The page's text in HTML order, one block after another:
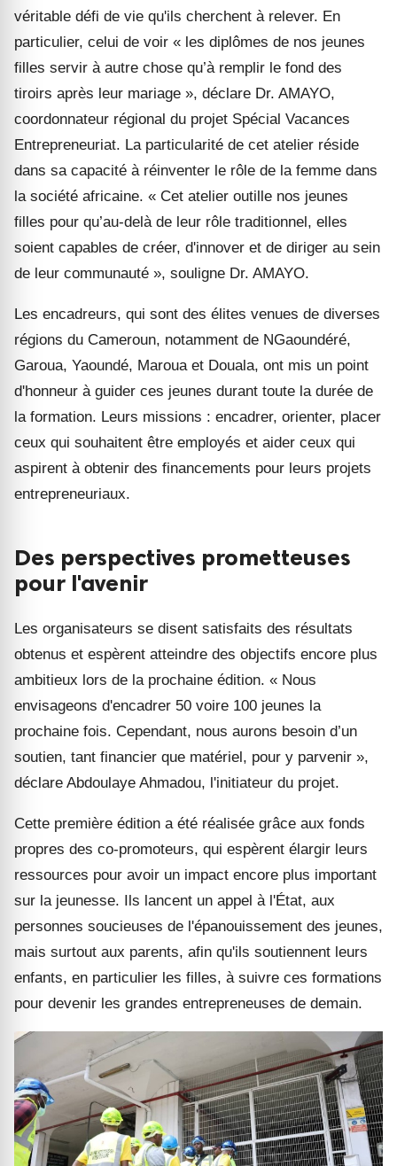
véritable défi de vie qu'ils cherchent à relever. En
particulier, celui de voir « les diplômes de nos jeunes
filles servir à autre chose qu’à remplir le fond des
tiroirs après leur mariage », déclare Dr. AMAYO,
coordonnateur régional du projet Spécial Vacances
Entrepreneuriat. La particularité de cet atelier réside
dans sa capacité à réinventer le rôle de la femme dans
la société africaine. « Cet atelier outille nos jeunes
filles pour qu’au-delà de leur rôle traditionnel, elles
soient capables de créer, d'innover et de diriger au sein
de leur communauté », souligne Dr. AMAYO.
Les encadreurs, qui sont des élites venues de diverses
régions du Cameroun, notamment de NGaoundéré,
Garoua, Yaoundé, Maroua et Douala, ont mis un point
d'honneur à guider ces jeunes durant toute la durée de
la formation. Leurs missions : encadrer, orienter, placer
ceux qui souhaitent être employés et aider ceux qui
aspirent à obtenir des financements pour leurs projets
entrepreneuriaux.
Des perspectives prometteuses
pour l'avenir
Les organisateurs se disent satisfaits des résultats
obtenus et espèrent atteindre des objectifs encore plus
ambitieux lors de la prochaine édition. « Nous
envisageons d'encadrer 50 voire 100 jeunes la
prochaine fois. Cependant, nous aurons besoin d’un
soutien, tant financier que matériel, pour y parvenir »,
déclare Abdoulaye Ahmadou, l'initiateur du projet.
Cette première édition a été réalisée grâce aux fonds
propres des co-promoteurs, qui espèrent élargir leurs
ressources pour avoir un impact encore plus important
sur la jeunesse. Ils lancent un appel à l'État, aux
personnes soucieuses de l'épanouissement des jeunes,
mais surtout aux parents, afin qu'ils soutiennent leurs
enfants, en particulier les filles, à suivre ces formations
pour devenir les grandes entrepreneuses de demain.